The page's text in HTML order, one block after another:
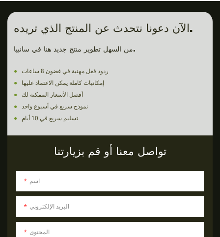
الآن دعونا نتحدث عن المنتج الذي تريده.
من السهل تطوير منتج جديد هنا في سانبيا.
●
ردود فعل مهنية في غضون 8 ساعات
● إمكانيات كاملة يمكن الاعتماد عليها
● أفضل الأسعار الممكنة لك
● نموذج سريع في أسبوع واحد
●
تسليم سريع في 10 أيام
تواصل معنا أو قم بزيارتنا
اسم
البريد الإلكتروني
المحتوى